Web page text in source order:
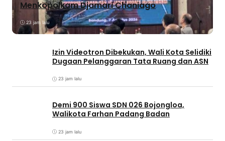
Menkopolkam Djamari Chaniago
23 jam lalu
Izin Videotron Dibekukan, Wali Kota Selidiki
Dugaan Pelanggaran Tata Ruang dan ASN
23 jam lalu
Demi 900 Siswa SDN 026 Bojongloa,
Walikota Farhan Padang Badan
23 jam lalu